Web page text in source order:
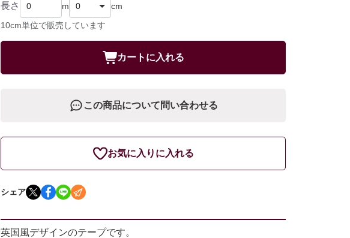
長さ m cm
10cm単位で販売しています
カートに入れる
この商品について問い合わせる
お気に入りに入れる
シェア
英国風デザインのテープです。